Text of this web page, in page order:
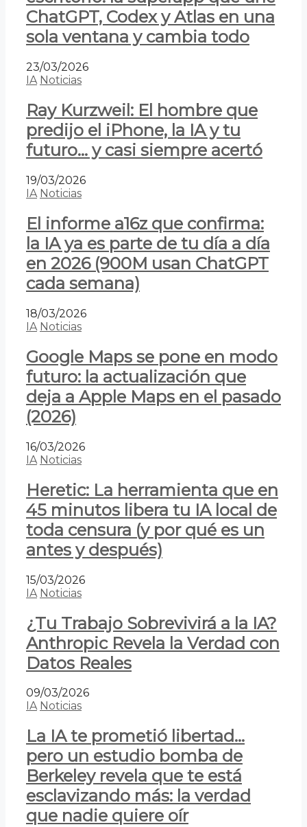
ChatGPT, Codex y Atlas en una
sola ventana y cambia todo
23/03/2026
IA Noticias
Ray Kurzweil: El hombre que
predijo el iPhone, la IA y tu
futuro… y casi siempre acertó
19/03/2026
IA Noticias
El informe a16z que confirma:
la IA ya es parte de tu día a día
en 2026 (900M usan ChatGPT
cada semana)
18/03/2026
IA Noticias
Google Maps se pone en modo
futuro: la actualización que
deja a Apple Maps en el pasado
(2026)
16/03/2026
IA Noticias
Heretic: La herramienta que en
45 minutos libera tu IA local de
toda censura (y por qué es un
antes y después)
15/03/2026
IA Noticias
¿Tu Trabajo Sobrevivirá a la IA?
Anthropic Revela la Verdad con
Datos Reales
09/03/2026
IA Noticias
La IA te prometió libertad…
pero un estudio bomba de
Berkeley revela que te está
esclavizando más: la verdad
que nadie quiere oír